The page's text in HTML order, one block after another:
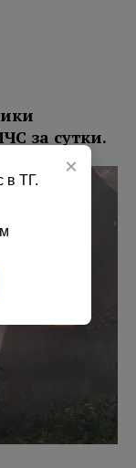
за сутки.
×
в ТГ.